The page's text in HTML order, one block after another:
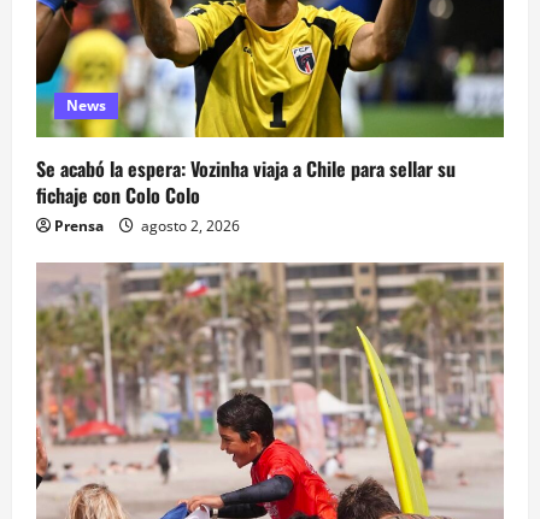
News
Se acabó la espera: Vozinha viaja a Chile para sellar su
fichaje con Colo Colo
Prensa agosto 2, 2026